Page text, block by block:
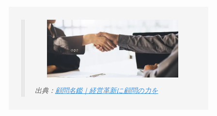
ータバンクの口コ
ミ・評判は実際ど
【怪しい？】セルプ
出典： 顧問名鑑｜経営革新に顧問の力を